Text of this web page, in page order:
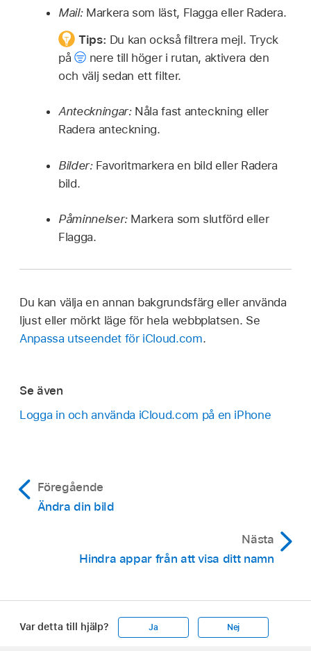
Mail: Markera som läst, Flagga eller Radera.
Tips: Du kan också filtrera mejl. Tryck
på
nere till höger i rutan, aktivera den
och välj sedan ett filter.
Anteckningar: Nåla fast anteckning eller
Radera anteckning.
Bilder: Favoritmarkera en bild eller Radera
bild.
Påminnelser: Markera som slutförd eller
Flagga.
Du kan välja en annan bakgrundsfärg eller använda
ljust eller mörkt läge för hela webbplatsen. Se
Anpassa utseendet för iCloud.com.
Se även
Logga in och använda iCloud.com på en iPhone
Föregående
Ändra din bild
Nästa
Hindra appar från att visa ditt namn
Var detta till hjälp? Ja Nej